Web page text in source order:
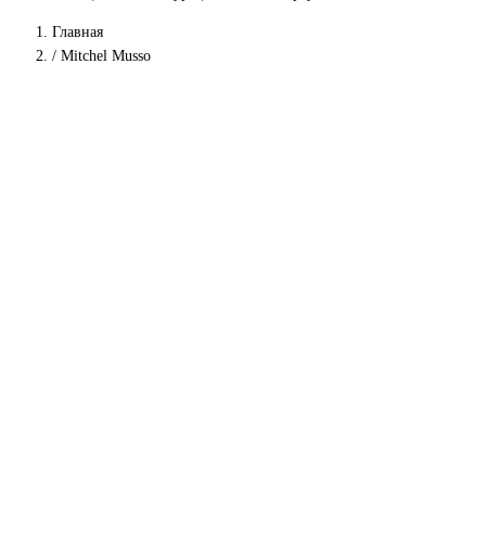
Главная
/ Mitchel Musso